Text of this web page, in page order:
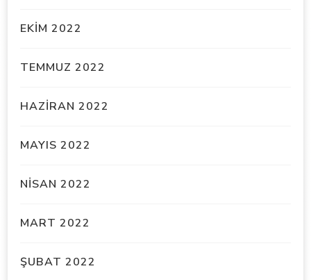
EKIM 2022
TEMMUZ 2022
HAZIRAN 2022
MAYIS 2022
NISAN 2022
MART 2022
ŞUBAT 2022